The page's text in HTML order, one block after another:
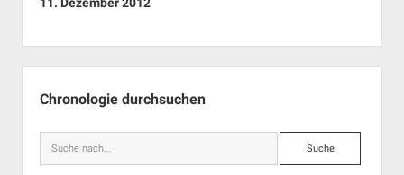
Chronologie durchsuchen
Suche